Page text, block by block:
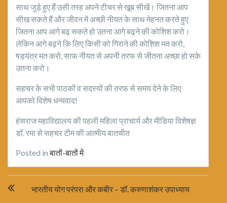
साथ जुड़े हुए हैं उसी तरह अपने टीचर से खूब सीखें। जितना आप
सीख सकते हैं और जीवन में अच्छी नीयत के साथ मेहनत करते हुए
जितना आप आगे बढ़ सकते हो उतना आगे बढ़ने की कोशिश करो।
लेकिन आगे बढ़ने कि लिए किसी को गिराने की कोशिश मत करो,
षड़यंत्र मत करो, साफ नीयत से अपनी तरफ से जीतना अच्छा हो सके
उतना करो।
सहचर के सभी पाठकों व सदस्यों की तरफ से समय देने के लिए
आपको विशेष धन्यवाद!
हंसराज महाविद्यालय की पहली महिला प्राचार्य और मीडिया विशेषज्ञ
डॉ. रमा से सहचर टीम की आत्मीय बातचीत
Posted inबातों-बातों में
navigationभारतीय योग परंपरा और कबीर – डॉ. करुणाशंकर उपाध्याय